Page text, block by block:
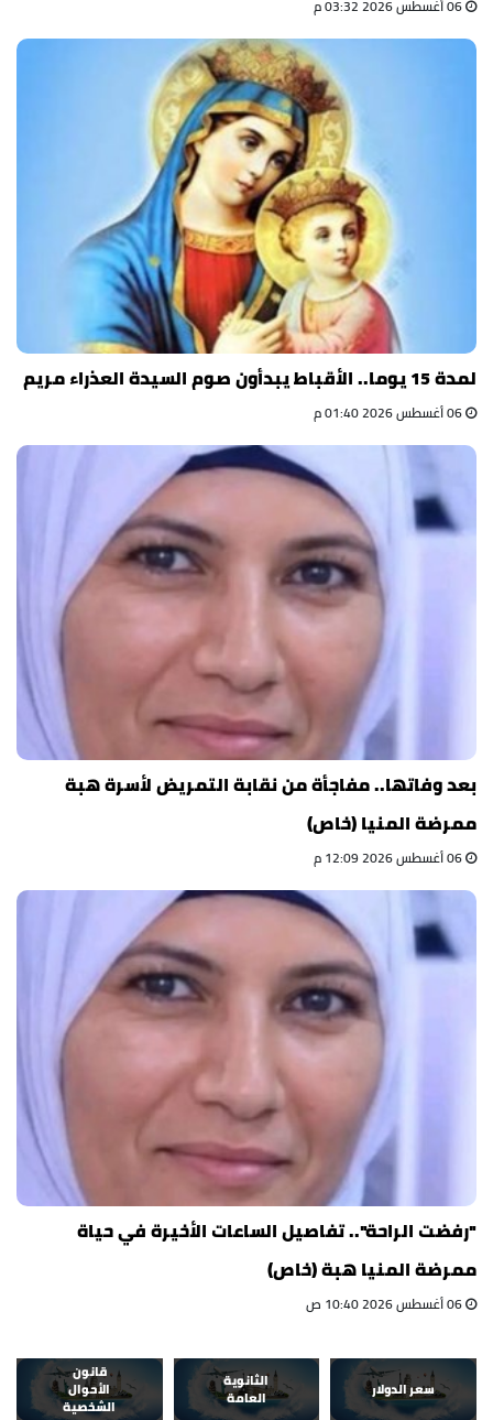
لمدة 15 يوما.. الأقباط يبدأون صوم السيدة العذراء مريم
بعد وفاتها.. مفاجأة من نقابة التمريض لأسرة هبة
ممرضة المنيا (خاص)
"رفضت الراحة".. تفاصيل الساعات الأخيرة في حياة
ممرضة المنيا هبة (خاص)
سعر الدولار
الثانوية
العامة
قانون
الأحوال
الشخصية